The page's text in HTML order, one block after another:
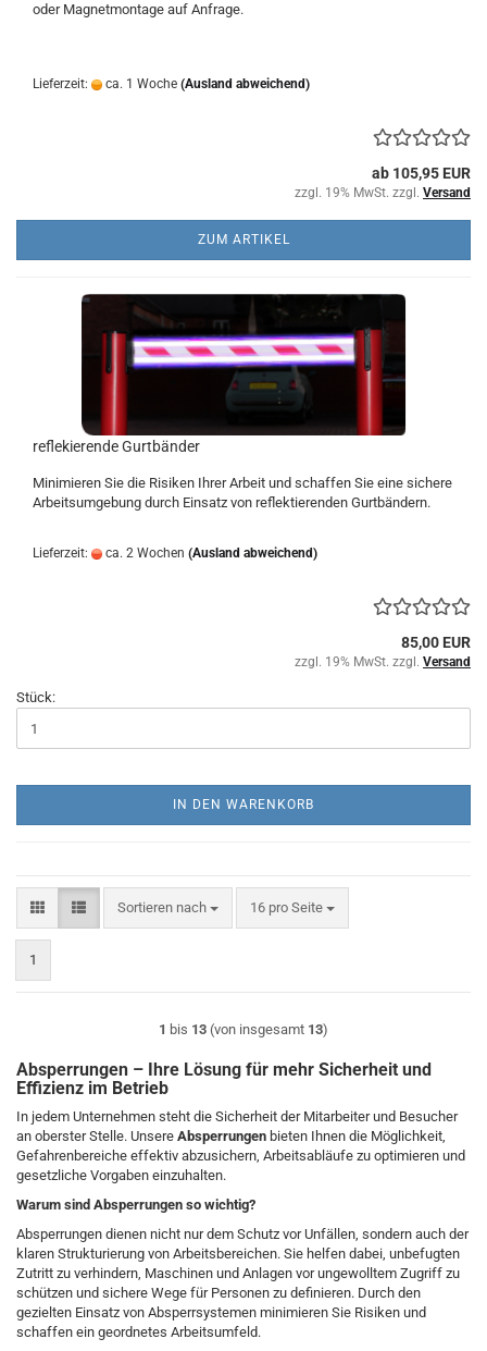
oder Magnetmontage auf Anfrage.
Lieferzeit: ca. 1 Woche (Ausland abweichend)
ab 105,95 EUR
zzgl. 19% MwSt. zzgl. Versand
ZUM ARTIKEL
reflekierende Gurtbänder
Minimieren Sie die Risiken Ihrer Arbeit und schaffen Sie eine sichere
Arbeitsumgebung durch Einsatz von reflektierenden Gurtbändern.
Lieferzeit: ca. 2 Wochen (Ausland abweichend)
85,00 EUR
zzgl. 19% MwSt. zzgl. Versand
Stück:
IN DEN WARENKORB
Sortieren nach
Sortieren nach 16 pro Seite
pro Seite
1
1 bis 13 (von insgesamt 13)
Absperrungen – Ihre Lösung für mehr Sicherheit und
Effizienz im Betrieb
In jedem Unternehmen steht die Sicherheit der Mitarbeiter und Besucher
an oberster Stelle. Unsere Absperrungen bieten Ihnen die Möglichkeit,
Gefahrenbereiche effektiv abzusichern, Arbeitsabläufe zu optimieren und
gesetzliche Vorgaben einzuhalten.​
Warum sind Absperrungen so wichtig?
Absperrungen dienen nicht nur dem Schutz vor Unfällen, sondern auch der
klaren Strukturierung von Arbeitsbereichen. Sie helfen dabei, unbefugten
Zutritt zu verhindern, Maschinen und Anlagen vor ungewolltem Zugriff zu
schützen und sichere Wege für Personen zu definieren. Durch den
gezielten Einsatz von Absperrsystemen minimieren Sie Risiken und
schaffen ein geordnetes Arbeitsumfeld.​